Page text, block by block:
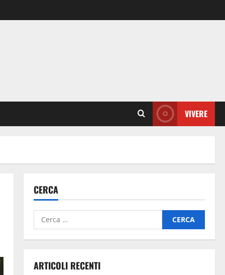
VIVERE
CERCA
ARTICOLI RECENTI